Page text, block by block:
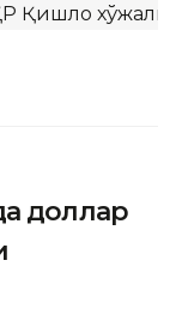
Қишлоқ
доллар